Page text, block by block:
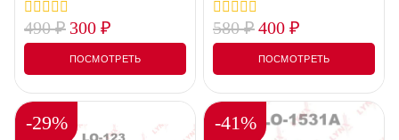
0
out
5
490₽ 300 ₽
ПОСМОТРЕТЬ
0
out
5
580₽400 ₽
ПОСМОТРЕТЬ
-29% -41%